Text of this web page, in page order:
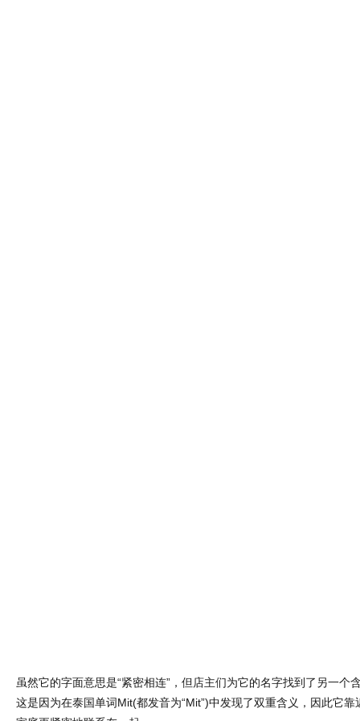
虽然它的字面意思是“紧密相连”，但店主们为它的名字找到了另一个
这是因为在泰国单词Mit(都发音为“Mit”)中发现了双重含义，因此它